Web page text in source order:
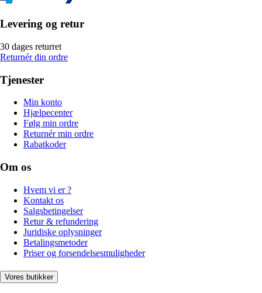
Levering og retur
30 dages returret
Returnér din ordre
Tjenester
Min konto
Hjælpecenter
Følg min ordre
Returnér min ordre
Rabatkoder
Om os
Hvem vi er ?
Kontakt os
Salgsbetingelser
Retur & refundering
Juridiske oplysninger
Betalingsmetoder
Priser og forsendelsesmuligheder
Vores butikker